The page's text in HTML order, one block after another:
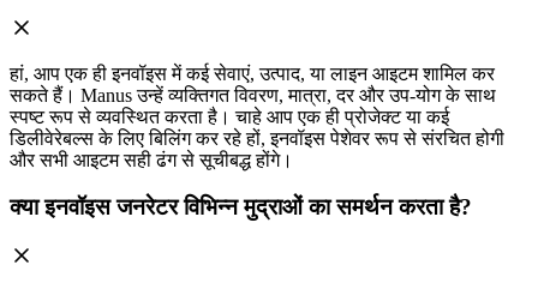
हां, आप एक ही इनवॉइस में कई सेवाएं, उत्पाद, या लाइन आइटम शामिल कर
सकते हैं। Manus उन्हें व्यक्तिगत विवरण, मात्रा, दर और उप-योग के साथ
स्पष्ट रूप से व्यवस्थित करता है। चाहे आप एक ही प्रोजेक्ट या कई
डिलीवेरेबल्स के लिए बिलिंग कर रहे हों, इनवॉइस पेशेवर रूप से संरचित होगी
और सभी आइटम सही ढंग से सूचीबद्ध होंगे।
क्या इनवॉइस जनरेटर विभिन्न मुद्राओं का समर्थन करता है?